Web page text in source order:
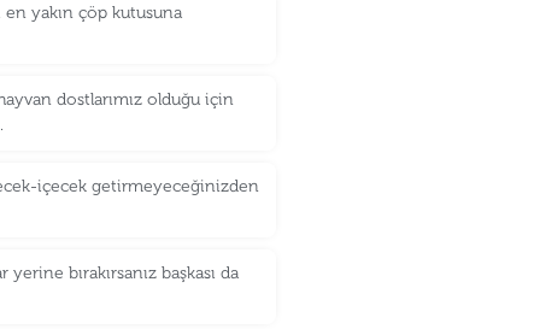
yakın çöp kutusuna
dostlarımız olduğu için
içecek getirmeyeceğinizden
bırakırsanız başkası da